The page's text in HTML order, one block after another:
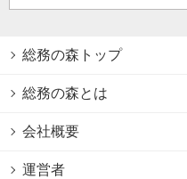
総務の森トップ
総務の森とは
会社概要
運営者